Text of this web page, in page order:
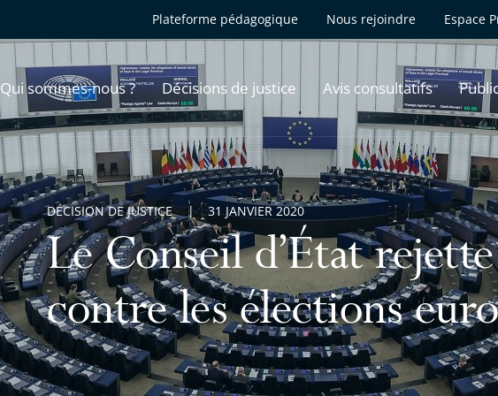
Plateforme pédagogique Nous rejoindre Espace
Qui sommes-nous ? Décisions de justice Avis consultatifs
Le Conseil d’État
contre les élections
DÉCISION DE JUSTICE 31 JANVIER 2020